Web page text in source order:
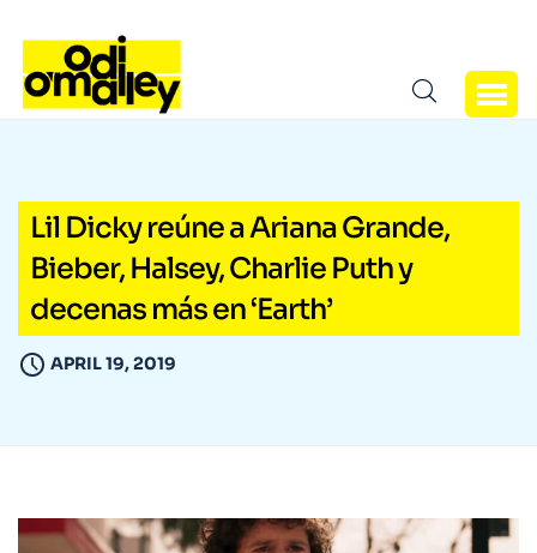
Lil Dicky reúne a Ariana Grande,
Bieber, Halsey, Charlie Puth y
decenas más en ‘Earth’
APRIL 19, 2019